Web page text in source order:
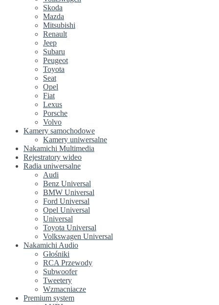
Skoda
Mazda
Mitsubishi
Renault
Jeep
Subaru
Peugeot
Toyota
Seat
Opel
Fiat
Lexus
Porsche
Volvo
Kamery samochodowe
Kamery uniwersalne
Nakamichi Multimedia
Rejestratory wideo
Radia uniwersalne
Audi
Benz Universal
BMW Universal
Ford Universal
Opel Universal
Universal
Toyota Universal
Volkswagen Universal
Nakamichi Audio
Głośniki
RCA Przewody
Subwoofer
Tweetery
Wzmacniacze
Premium system